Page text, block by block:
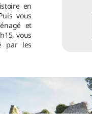
en
vous
et
vous
par les